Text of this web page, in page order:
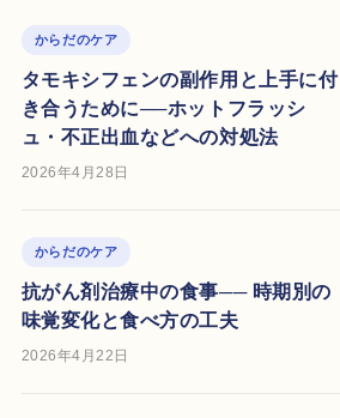
からだのケア
タモキシフェンの副作用と上手に付
き合うために──ホットフラッシ
ュ・不正出血などへの対処法
2026年4月28日
からだのケア
抗がん剤治療中の食事── 時期別の
味覚変化と食べ方の工夫
2026年4月22日